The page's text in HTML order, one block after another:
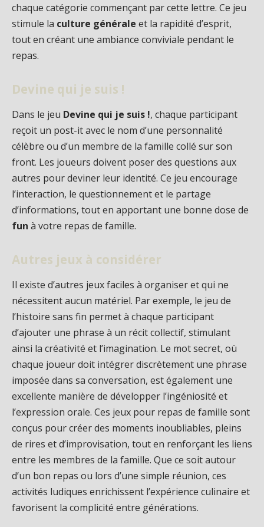
chaque catégorie commençant par cette lettre. Ce jeu
stimule la culture générale et la rapidité d’esprit,
tout en créant une ambiance conviviale pendant le
repas.
Devine qui je suis !
Dans le jeu Devine qui je suis !, chaque participant
reçoit un post-it avec le nom d’une personnalité
célèbre ou d’un membre de la famille collé sur son
front. Les joueurs doivent poser des questions aux
autres pour deviner leur identité. Ce jeu encourage
l’interaction, le questionnement et le partage
d’informations, tout en apportant une bonne dose de
fun à votre repas de famille.
Autres jeux à considérer
Il existe d’autres jeux faciles à organiser et qui ne
nécessitent aucun matériel. Par exemple, le jeu de
l’histoire sans fin permet à chaque participant
d’ajouter une phrase à un récit collectif, stimulant
ainsi la créativité et l’imagination. Le mot secret, où
chaque joueur doit intégrer discrètement une phrase
imposée dans sa conversation, est également une
excellente manière de développer l’ingéniosité et
l’expression orale. Ces jeux pour repas de famille sont
conçus pour créer des moments inoubliables, pleins
de rires et d’improvisation, tout en renforçant les liens
entre les membres de la famille. Que ce soit autour
d’un bon repas ou lors d’une simple réunion, ces
activités ludiques enrichissent l’expérience culinaire et
favorisent la complicité entre générations.